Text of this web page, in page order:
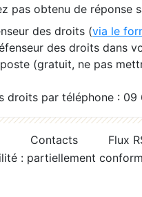
pas obtenu de réponse
des droits (via le
des droits dans
(gratuit, ne pas
droits par téléphone :
Contacts
Flux
: partiellement